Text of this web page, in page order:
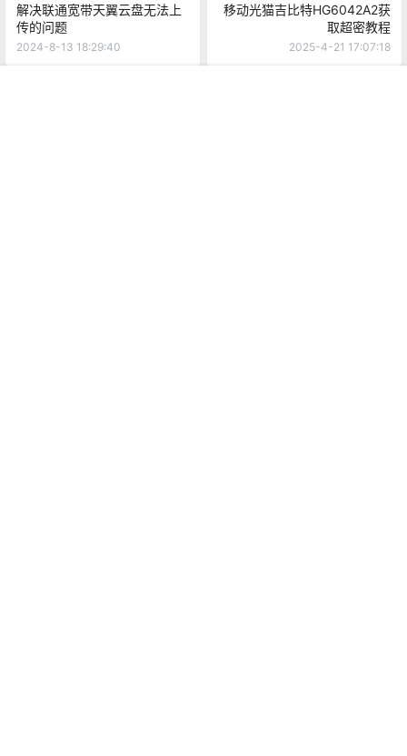
解决联通宽带天翼云盘无法上
传的问题
2024-8-13 18:29:40
移动光猫吉比特HG6042A2获
取超密教程
2025-4-21 17:07:18